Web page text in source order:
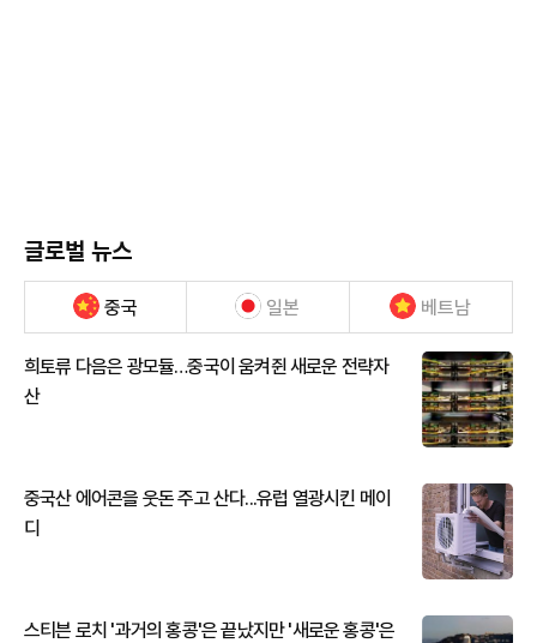
글로벌 뉴스
중국 일본 베트남
희토류 다음은 광모듈…중국이 움켜쥔 새로운 전략자
산
중국산 에어콘을 웃돈 주고 산다...유럽 열광시킨 메이
디
스티븐 로치 '과거의 홍콩'은 끝났지만 '새로운 홍콩'은